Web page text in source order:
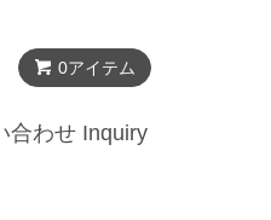
0アイテム
合わせ Inquiry